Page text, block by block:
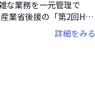
な業務を一元管理で
業省後援の「第2回HR
しています。詳細をみる